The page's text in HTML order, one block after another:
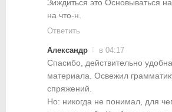
Зиждиться это Основываться
на что-н.
Ответить
Александр в 04:17
Спасибо, действительно
материала. Освежил
спряжений.
Но: никогда не понимал, для